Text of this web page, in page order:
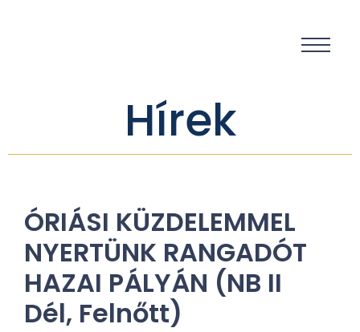
Hírek
ÓRIÁSI KÜZDELEMMEL
NYERTÜNK RANGADÓT
HAZAI PÁLYÁN (NB II
Dél, Felnőtt)